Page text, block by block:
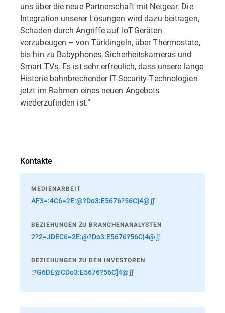
uns über die neue Partnerschaft mit Netgear. Die
Integration unserer Lösungen wird dazu beitragen,
Schaden durch Angriffe auf IoT-Geräten
vorzubeugen – von Türklingeln, über Thermostate,
bis hin zu Babyphones, Sicherheitskameras und
Smart TVs. Es ist sehr erfreulich, dass unsere lange
Historie bahnbrechender IT-Security-Technologien
jetzt im Rahmen eines neuen Angebots
wiederzufinden ist.“
Kontakte
MEDIENARBEIT
AF3=:4C6=2E:@?Do3:E5676?56C]4@∬
BEZIEHUNGEN ZU BRANCHENANALYSTEN
2?2=JDEC6=2E:@?Do3:E5676?56C]4@∬
BEZIEHUNGEN ZU DEN INVESTOREN
:?G6DE@CDo3:E5676?56C]4@∬